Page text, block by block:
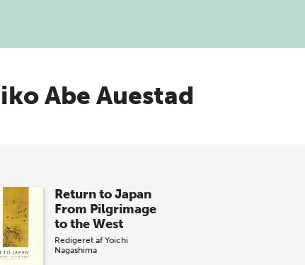
Abe Auestad
Return to Japan
From Pilgrimage
to the West
Redigeret af Yoichi
Nagashima